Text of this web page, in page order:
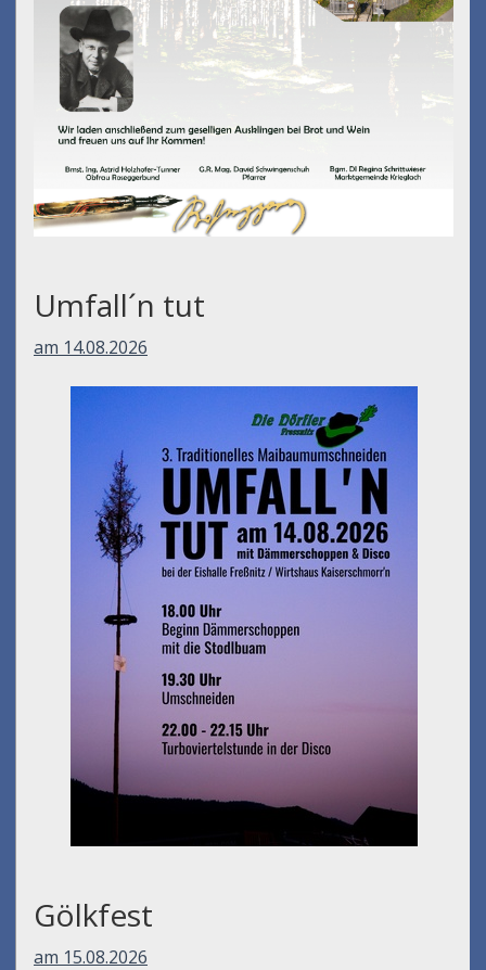
Umfall´n tut
am 14.08.2026
Gölkfest
am 15.08.2026